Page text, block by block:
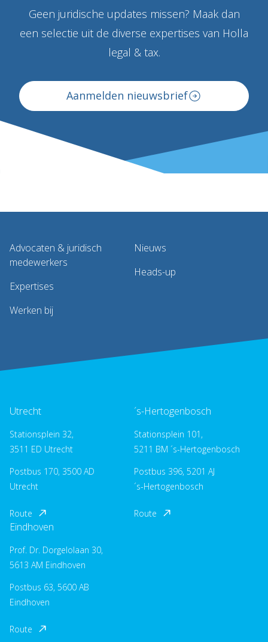
Geen juridische updates missen? Maak dan
een selectie uit de diverse expertises van Holla
legal & tax.
Aanmelden nieuwsbrief
Advocaten & juridisch
medewerkers
Expertises
Werken bij
Nieuws
Heads-up
Utrecht
Stationsplein 32,
3511 ED Utrecht
Postbus 170, 3500 AD
Utrecht
Route
´s-Hertogenbosch
Stationsplein 101,
5211 BM ´s-Hertogenbosch
Postbus 396, 5201 AJ
´s-Hertogenbosch
Route
Eindhoven
Prof. Dr. Dorgelolaan 30,
5613 AM Eindhoven
Postbus 63, 5600 AB
Eindhoven
Route